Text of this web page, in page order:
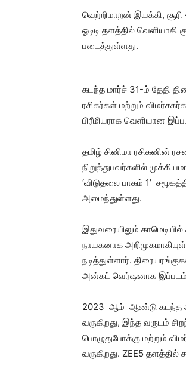
வெற்றிமாறன் இயக்கி, சூரி
ஓடிடி தளத்தில்
படைத்துள்ளது.
கடந்த மார்ச் 31-ம் தேதி
ரசிகர்கள் மற்றும்
பிரீமியராக வெளியான
தமிழ் சினிமா ரசிகனின்
நிறுத்துபவர்களில்
‘விடுதலை பாகம் 1’
அமைந்துள்ளது.
இதுவரையிலும்
நாயகனாக
நடித்துள்ளார்.
அன்கட் வெர்ஷனாக இப்படம்
2023 ஆம் ஆண்டு கடந்த
வருகிறது, இந்த வருடம்
பொழுதுபோக்கு மற்றும்
வருகிறது. ZEE5